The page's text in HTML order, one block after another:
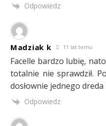
Odpowiedz
Madziak k 11 lat temu
Facelle bardzo lubię,
totalnie nie sprawdził.
dosłownie jednego dreda
Odpowiedz